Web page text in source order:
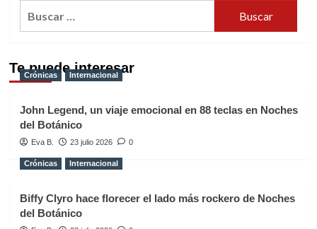
Te puede interesar
Crónicas Internacional
John Legend, un viaje emocional en 88 teclas en Noches
del Botánico
Eva B. 23 julio 2026 0
Crónicas Internacional
Biffy Clyro hace florecer el lado más rockero de Noches
del Botánico